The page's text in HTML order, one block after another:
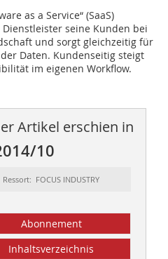
as a Service“ (SaaS)
seine Kunden bei
und sorgt gleichzeitig für
Daten. Kundenseitig steigt
im eigenen Workflow.
Artikel erschien in
10
Ressort: FOCUS INDUSTRY
Abonnement
Inhaltsverzeichnis